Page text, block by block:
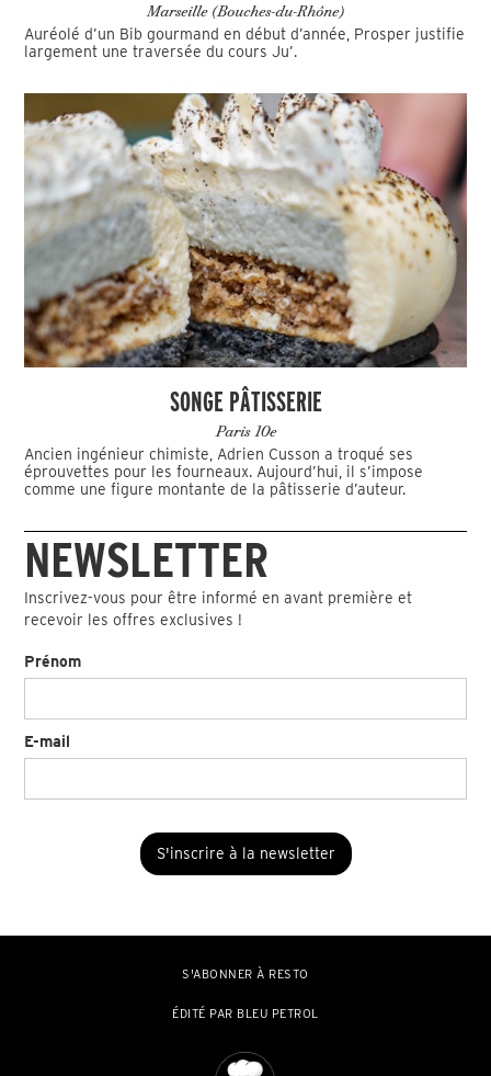
Marseille (Bouches-du-Rhône)
Auréolé d’un Bib gourmand en début d’année, Prosper justifie
largement une traversée du cours Ju’.
SONGE PÂTISSERIE
Paris 10e
Ancien ingénieur chimiste, Adrien Cusson a troqué ses
éprouvettes pour les fourneaux. Aujourd’hui, il s’impose
comme une figure montante de la pâtisserie d’auteur.
NEWSLETTER
Inscrivez-vous pour être informé en avant première et
recevoir les offres exclusives !
Prénom
E-mail
S'ABONNER À RESTO
ÉDITÉ PAR BLEU PETROL